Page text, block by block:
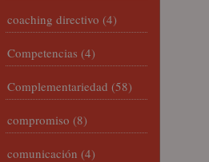
coaching directivo (4)
Competencias (4)
Complementariedad (58)
compromiso (8)
comunicación (4)